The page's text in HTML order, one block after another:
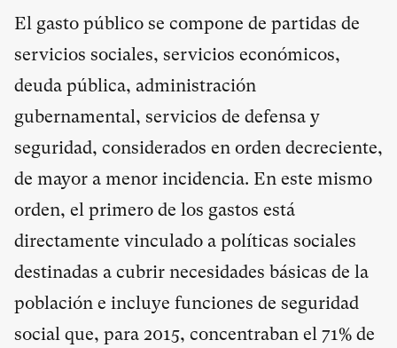
El gasto público se compone de partidas de
servicios sociales, servicios económicos,
deuda pública, administración
gubernamental, servicios de defensa y
seguridad, considerados en orden decreciente,
de mayor a menor incidencia. En este mismo
orden, el primero de los gastos está
directamente vinculado a políticas sociales
destinadas a cubrir necesidades básicas de la
población e incluye funciones de seguridad
social que, para 2015, concentraban el 71% de